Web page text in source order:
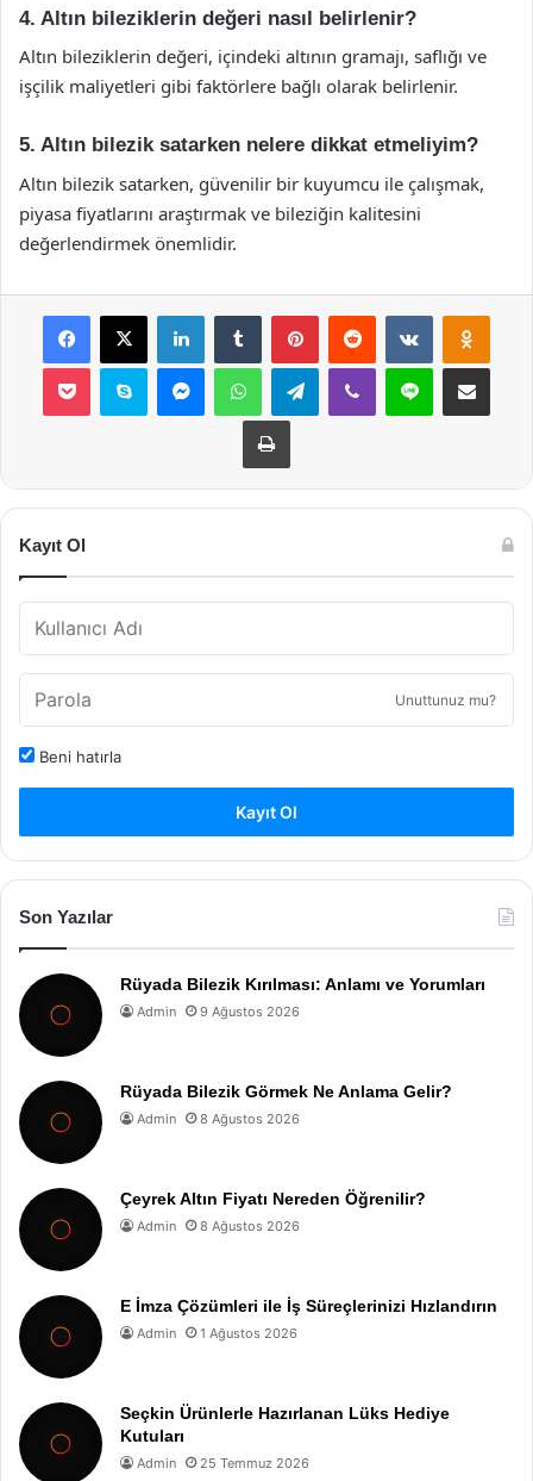
4. Altın bileziklerin değeri nasıl belirlenir?
Altın bileziklerin değeri, içindeki altının gramajı, saflığı ve
işçilik maliyetleri gibi faktörlere bağlı olarak belirlenir.
5. Altın bilezik satarken nelere dikkat etmeliyim?
Altın bilezik satarken, güvenilir bir kuyumcu ile çalışmak,
piyasa fiyatlarını araştırmak ve bileziğin kalitesini
değerlendirmek önemlidir.
Facebook
X LinkedInTumblr PinterestReddit VKontakte
Pocket Skype MessengerWhatsAppTelegramViber Line E-Posta ile
Yazdır
Kayıt Ol
Unuttunuz mu?
Beni hatırla
Kayıt Ol
Son Yazılar
Rüyada Bilezik Kırılması: Anlamı ve Yorumları
Admin 9 Ağustos 2026
Rüyada Bilezik Görmek Ne Anlama Gelir?
Admin 8 Ağustos 2026
Çeyrek Altın Fiyatı Nereden Öğrenilir?
Admin 8 Ağustos 2026
E İmza Çözümleri ile İş Süreçlerinizi Hızlandırın
Admin 1 Ağustos 2026
Seçkin Ürünlerle Hazırlanan Lüks Hediye
Kutuları
Admin 25 Temmuz 2026